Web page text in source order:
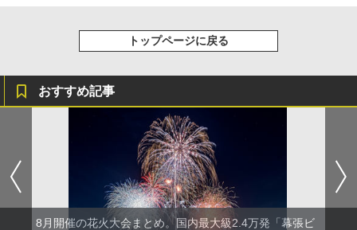
トップページに戻る
おすすめ記事
8月開催の花火大会まとめ。国内最大級2.4万発「幕張ビ